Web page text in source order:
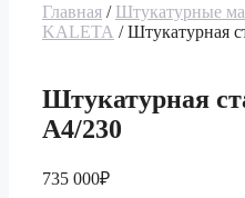
Главная / Штукатурные
KALETA / Штукатурная
Штукатурная
А4/230
735 000₽